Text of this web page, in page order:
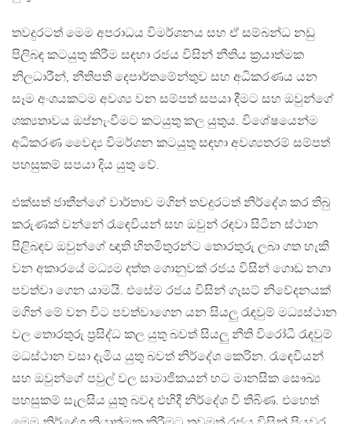
තවදුරටත් මෙම අපරාධය විමර්ශනය සහ ඒ සම්බන්ධ නඩු
පිලිබඳ කටයුතු කිරීම සඳහා රජය විසින් නීතිය ක්‍රයාත්මක
නිලධාරීන්, නීතිපති දෙපාර්තමේන්තුව සහ අධිකරණය යන
සෑම අංශයකටම අවශ්‍ය වන සම්පත් සපයා දීමට සහ ඔවුන්ගේ
ශක්‍යතාවය ඔප්නැංවීමට කටයුතු කල යුතුය. විශේෂයෙන්ම
අධිකරණ වෛද්‍ය විමර්ශන කටයුතු සඳහා අවශ්‍යතරම් සම්පත්
පහසුකම් සපයා දිය යුතු වේ.
එක්සත් ජාතීන්ගේ වාර්තාව මගින් තවදුරටත් නිර්දේශ කර තිබු
කරුණක් වන්නේ රැඳෙවියන් සහ ඔවුන් රඳවා සිටින ස්ථාන
පිළිබඳව ඔවුන්ගේ ඥාති හිතමිතුරන්ට තොරතුරු ලබා ගත හැකි
වන අකාරයේ මධ්‍යම දත්ත ගොනුවක් රජය විසින් ගොඩ නගා
පවත්වා ගෙන යාමයි. එසේම රජය විසින් ගැසට් නිවේදනයක්
මගින් මේ වන විට පවත්වාගෙන යන සියලු රැඳවුම් මධ්‍යස්ථාන
වල තොරතුරු ප්‍රසිද්ධ කල යුතු බවත් සියලු නීති විරෝධී රැඳවුම්
මධස්ථාන වසා දැමිය යුතු බවත් නිර්දේශ කෙරින. රැඳෙවියන්
සහ ඔවුන්ගේ පවුල් වල සාමාජිකයන් හට මානසික සෞඛ්‍ය
පහසුකම් සැලසිය යුතු බවද එහිදී නිර්දේශ වී තිබිණ. එහෙත්